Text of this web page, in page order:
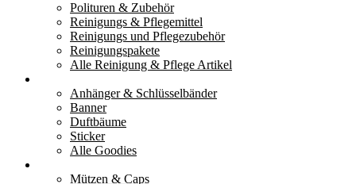
Polituren & Zubehör
Reinigungs & Pflegemittel
Reinigungs und Pflegezubehör
Reinigungspakete
Alle Reinigung & Pflege Artikel
Anhänger & Schlüsselbänder
Banner
Duftbäume
Sticker
Alle Goodies
Mützen & Caps